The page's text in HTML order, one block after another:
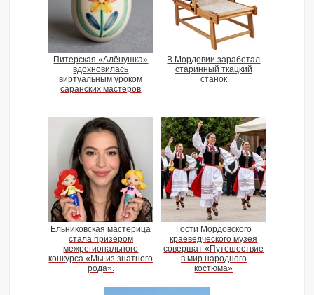
Питерская «Алёнушка»
вдохновилась
виртуальным уроком
саранских мастеров
В Мордовии заработал
старинный ткацкий
станок
Ельниковская мастерица
стала призером
межрегионального
конкурса «Мы из знатного
рода».
Гости Мордовского
краеведческого музея
совершат «Путешествие
в мир народного
костюма»